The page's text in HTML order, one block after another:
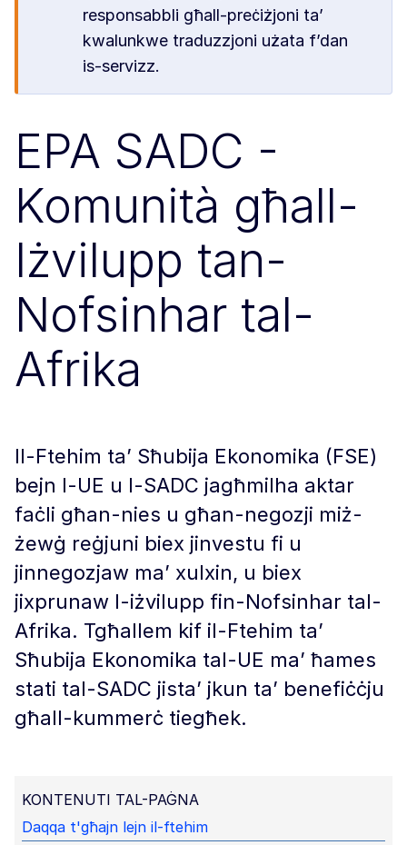
responsabbli għall-preċiżjoni ta’
kwalunkwe traduzzjoni użata f’dan
is-servizz.
EPA SADC -
Komunità għall-
Iżvilupp tan-
Nofsinhar tal-
Afrika
Il-Ftehim ta’ Sħubija Ekonomika (FSE)
bejn l-UE u l-SADC jagħmilha aktar
faċli għan-nies u għan-negozji miż-
żewġ reġjuni biex jinvestu fi u
jinnegozjaw ma’ xulxin, u biex
jixprunaw l-iżvilupp fin-Nofsinhar tal-
Afrika. Tgħallem kif il-Ftehim ta’
Sħubija Ekonomika tal-UE ma’ ħames
stati tal-SADC jista’ jkun ta’ benefiċċju
għall-kummerċ tiegħek.
KONTENUTI TAL-PAĠNA
Daqqa t'għajn lejn il-ftehim